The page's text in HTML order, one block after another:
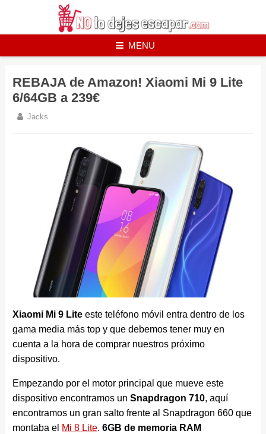
MENU
REBAJA de Amazon! Xiaomi Mi 9 Lite
6/64GB a 239€
Jacks
Xiaomi Mi 9 Lite este teléfono móvil entra dentro de los
gama media más top y que debemos tener muy en
cuenta a la hora de comprar nuestros próximo
dispositivo.
Empezando por el motor principal que mueve este
dispositivo encontramos un Snapdragon 710, aquí
encontramos un gran salto frente al Snapdragon 660 que
montaba el Mi 8 Lite. 6GB de memoria RAM